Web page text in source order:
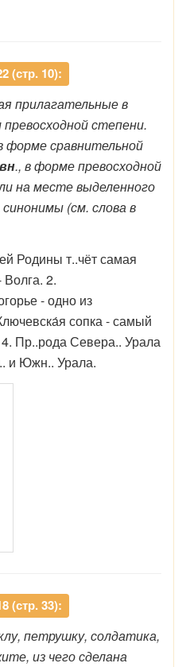
(стр. 10):
прилагательные в
степени.
сравнительной
., в форме превосходной
на месте выделенного
(см. слова в
Родины т..чёт самая
2.
- одно из
сопка - самый
4. Пр..рода Севера.. Урала
и Южн.. Урала.
(стр. 33):
петрушку, солдатика,
из чего сделана